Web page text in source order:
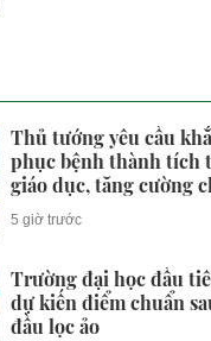
Thủ tướng yêu cầu
phục bệnh thành tích
giáo dục, tăng cường
gian lận thi cử và lạm
5 giờ trước
Trường đại học đầu
dự kiến điểm chuẩn
đầu lọc ảo